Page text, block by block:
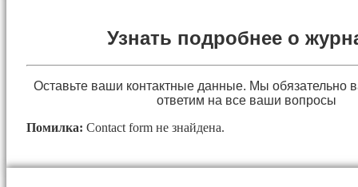
Узнать подробнее о
Оставьте ваши контактные данные. Мы обязательно
ответим на все ваши вопросы
Помилка: Contact form не знайдена.